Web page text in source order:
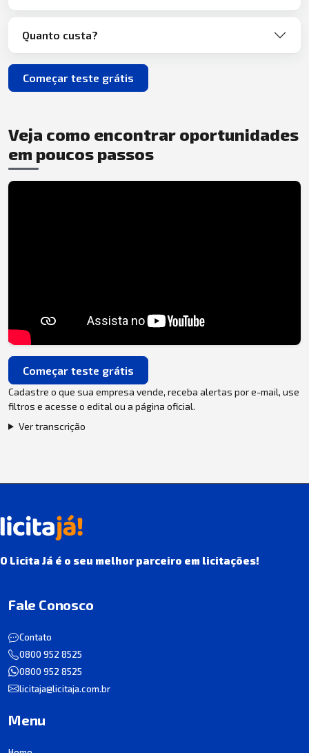
Quanto custa?
Começar teste grátis
Veja como encontrar oportunidades
em poucos passos
Começar teste grátis
Cadastre o que sua empresa vende, receba alertas por e-mail, use
filtros e acesse o edital ou a página oficial.
Ver transcrição
O Licita Já é o seu melhor parceiro em licitações!
Fale Conosco
Contato
0800 952 8525
0800 952 8525
licitaja@licitaja.com.br
Menu